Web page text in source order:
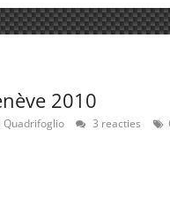
2010
Quadrifoglio 3 reacties